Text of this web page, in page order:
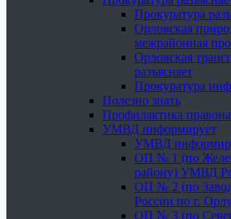
Прокуратура
Орловская
межрайонная
Орловская
разъясняет
Прокуратура
Полезно знать
Профилактика
УМВД информирует
УМВД
ОП № 1 (по
району) УМВД
ОП № 2 (по
России по г.
ОП № 3 (по